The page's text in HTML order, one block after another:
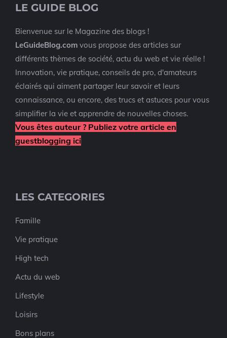
LE GUIDE BLOG
Bienvenue sur le Magazine des blogs !
LeGuideBlog.com vous propose des articles sur
différents thèmes de société, actu du web et vie réelle !
Innovation, vie pratique, conseils de pro, d'amateurs
éclairés qui aiment partager leur savoir et leurs
connaissance, ou encore, des trucs et astuces pour vous
simplifier la vie et apprendre de nouvelles choses.
Vous êtes auteur ? Publiez votre article en
guestblogging ici
LES CATEGORIES
Famille
Vie pratique
High tech
Actu du web
Lifestyle
Loisirs
Bons plans